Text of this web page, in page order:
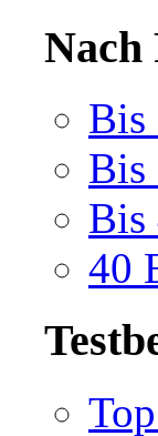
Nach
Bis
Bis
Bis
40